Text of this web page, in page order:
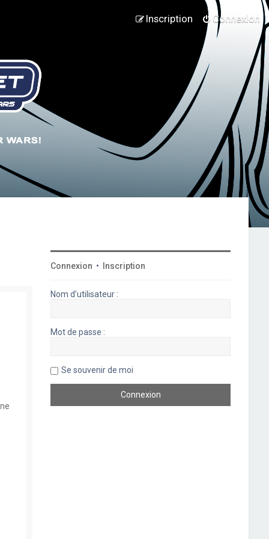
Connexion
Inscription
Connexion • Inscription
Nom d’utilisateur :
Mot de passe :
Se souvenir de moi